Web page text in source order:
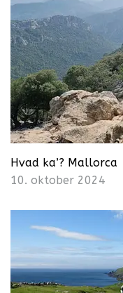
Hvad ka’? Mallorca
10. oktober 2024